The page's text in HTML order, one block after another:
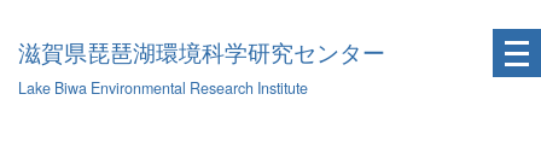
滋賀県琵琶湖環境科学研究センター
Lake Biwa Environmental Research Institute